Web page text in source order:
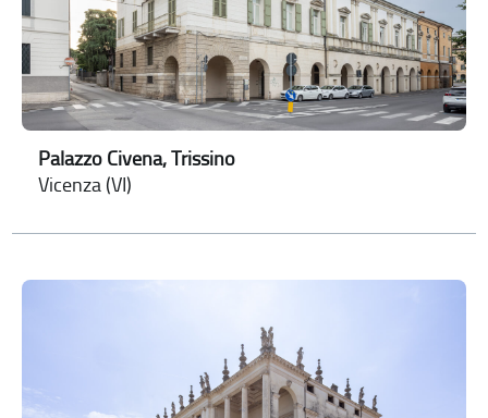
Palazzo Civena, Trissino
Vicenza (VI)